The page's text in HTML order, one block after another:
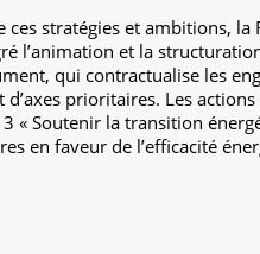
ces stratégies et ambitions,
l’animation et la
qui contractualise les
prioritaires. Les
« Soutenir la transition
en faveur de l’efficacité